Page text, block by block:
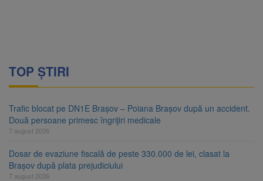
TOP ȘTIRI
Trafic blocat pe DN1E Brașov – Poiana Brașov după un accident.
Două persoane primesc îngrijiri medicale
7 august 2026
Dosar de evaziune fiscală de peste 330.000 de lei, clasat la
Brașov după plata prejudiciului
7 august 2026